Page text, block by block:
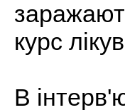
курс
В